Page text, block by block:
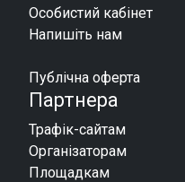
Особистий кабінет
Напишіть нам
Публічна оферта
Партнера
Трафік-сайтам
Організаторам
Площадкам